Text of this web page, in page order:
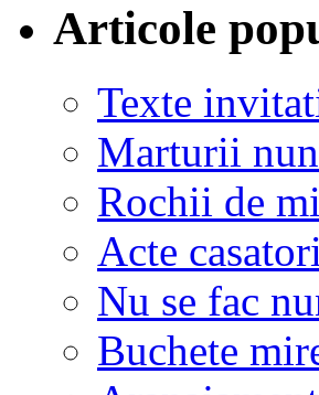
Articole
Texte
Marturii
Rochii de
Acte
Nu se fac
Buchete